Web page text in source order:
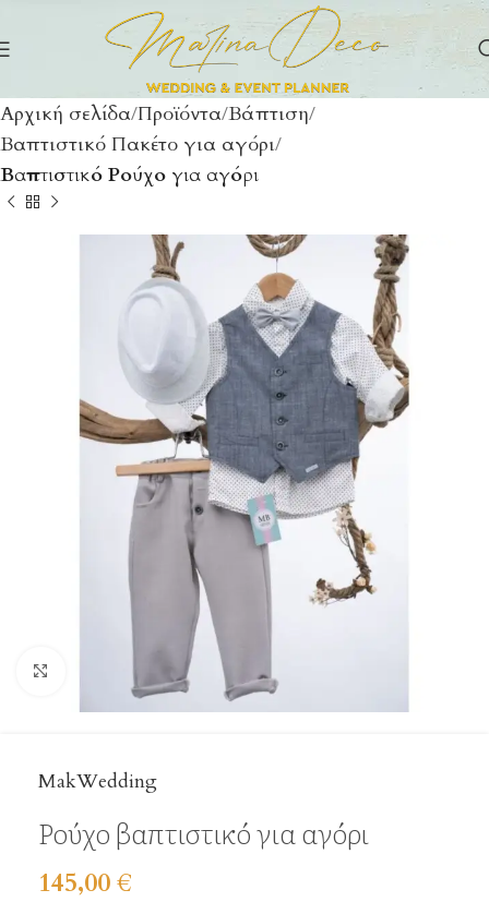
Αρχική σελίδα Προϊόντα Βάπτιση
Βαπτιστικό Πακέτο για αγόρι
Βαπτιστικό Ρούχο για αγόρι
Click to enlarge
MakWedding
Ρούχο βαπτιστικό για αγόρι
145,00€